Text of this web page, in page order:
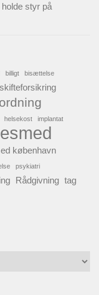
styr på
billigt bisættelse
helsekost implantat
københavn
psykiatri
Rådgivning tag